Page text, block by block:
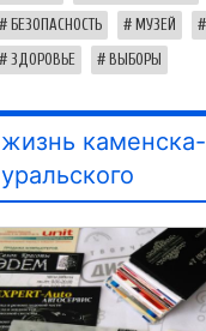
БЕЗОПАСНОСТЬ МУЗЕЙ
ЗДОРОВЬЕ ВЫБОРЫ
жизнь каменска-
уральского